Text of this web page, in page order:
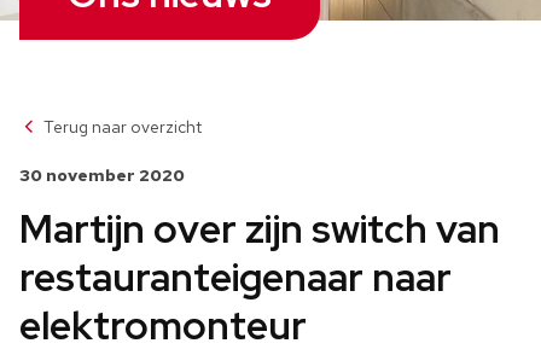
Terug naar overzicht
30 november 2020
Martijn over zijn switch van
restauranteigenaar naar
elektromonteur